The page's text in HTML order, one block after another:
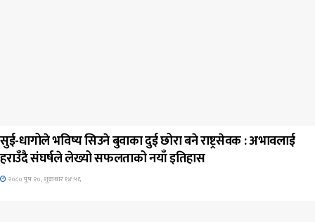
सुई-धागोले भविष्य सिउने बुवाका दुई छोरा बने राष्ट्रसेवक : अभावलाई
हराउँदै संघर्षले लेख्यो सफलताको नयाँ इतिहास
२०८० पुष २०, शुक्रबार १४:५६